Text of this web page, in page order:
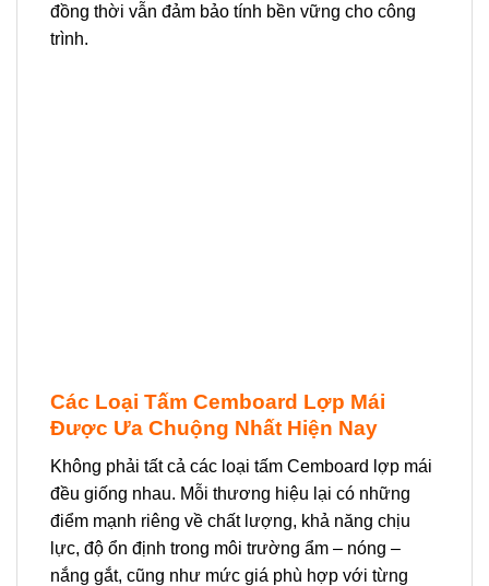
đồng thời vẫn đảm bảo tính bền vững cho công
trình.
Các Loại Tấm Cemboard Lợp Mái
Được Ưa Chuộng Nhất Hiện Nay
Không phải tất cả các loại tấm Cemboard lợp mái
đều giống nhau. Mỗi thương hiệu lại có những
điểm mạnh riêng về chất lượng, khả năng chịu
lực, độ ổn định trong môi trường ẩm – nóng –
nắng gắt, cũng như mức giá phù hợp với từng